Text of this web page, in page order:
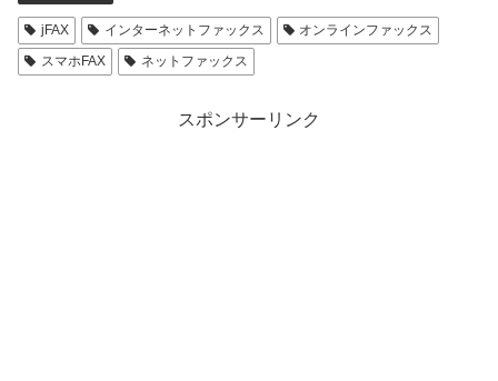
jFAX インターネットファックス
オンラインファックス
スマホFAX
ネットファックス
スポンサーリンク